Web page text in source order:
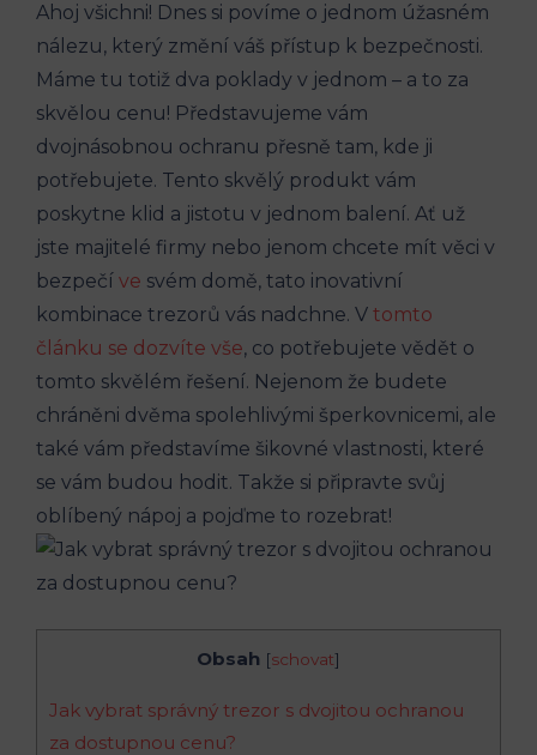
Ahoj všichni! Dnes si povíme o jednom úžasném
nálezu, který změní váš přístup k bezpečnosti.
Máme tu totiž dva poklady v jednom – a to za
skvělou cenu! Představujeme vám
dvojnásobnou ochranu přesně tam, kde ji
potřebujete. Tento skvělý produkt vám
poskytne klid a jistotu v jednom balení. Ať už
jste majitelé firmy nebo jenom chcete mít věci v
bezpečí ve svém domě, tato inovativní
kombinace trezorů vás nadchne. V tomto
článku se dozvíte vše, co potřebujete vědět o
tomto skvělém řešení. Nejenom že budete
chráněni dvěma spolehlivými šperkovnicemi, ale
také vám představíme šikovné vlastnosti, které
se vám budou hodit. Takže si připravte svůj
oblíbený nápoj a pojďme to rozebrat!
Obsah [schovat]
Jak vybrat správný trezor s dvojitou ochranou
za dostupnou cenu?